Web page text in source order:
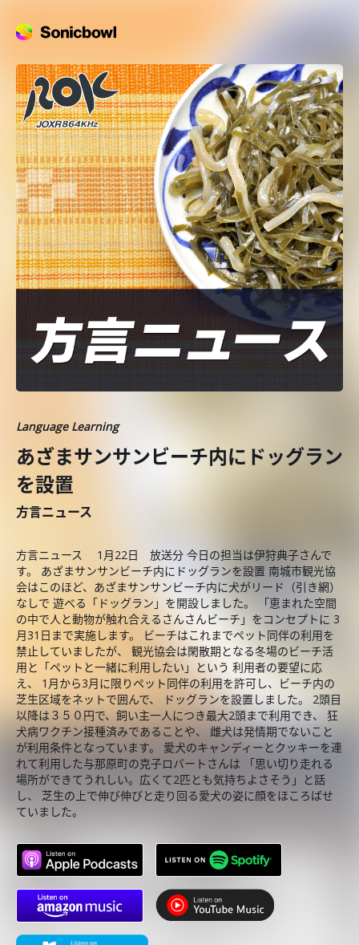
Language Learning
あざまサンサンビーチ内にドッグラン
を設置
方言ニュース
方言ニュース 1月22日 放送分 今日の担当は伊狩典子さんで
す。 あざまサンサンビーチ内にドッグランを設置 南城市観光協
会はこのほど、あざまサンサンビーチ内に犬がリード（引き網）
なしで 遊べる「ドッグラン」を開設しました。 「恵まれた空間
の中で人と動物が触れ合えるさんさんビーチ」をコンセプトに 3
月31日まで実施します。 ビーチはこれまでペット同伴の利用を
禁止していましたが、 観光協会は閑散期となる冬場のビーチ活
用と「ペットと一緒に利用したい」という 利用者の要望に応
え、 1月から3月に限りペット同伴の利用を許可し、ビーチ内の
芝生区域をネットで囲んで、 ドッグランを設置しました。 2頭目
以降は３５０円で、飼い主一人につき最大2頭まで利用でき、 狂
犬病ワクチン接種済みであることや、 雌犬は発情期でないこと
が利用条件となっています。 愛犬のキャンディーとクッキーを連
れて利用した与那原町の克子ロバートさんは 「思い切り走れる
場所ができてうれしい。広くて2匹とも気持ちよさそう」と話
し、 芝生の上で伸び伸びと走り回る愛犬の姿に顔をほころばせ
ていました。